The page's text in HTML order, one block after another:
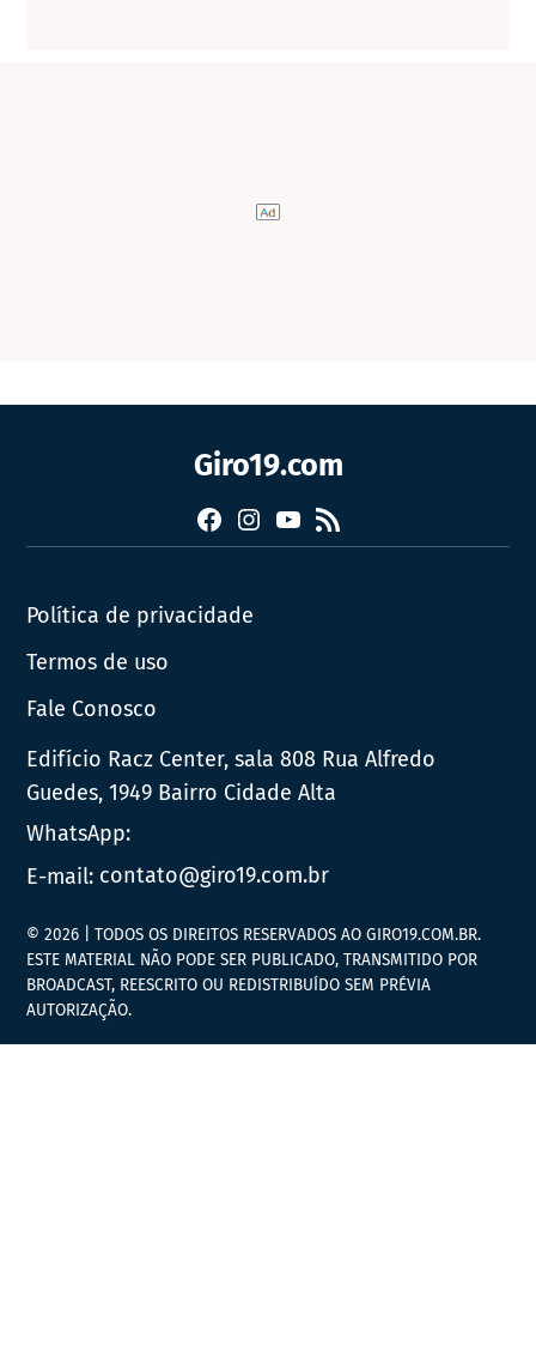
Giro19.com
FacebookInstagram
YouTube
RSS
Política de privacidade
Termos de uso
Fale Conosco
Edifício Racz Center, sala 808 Rua Alfredo
Guedes, 1949 Bairro Cidade Alta
WhatsApp:
E-mail: contato@giro19.com.br
© 2026 | TODOS OS DIREITOS RESERVADOS AO GIRO19.COM.BR.
ESTE MATERIAL NÃO PODE SER PUBLICADO, TRANSMITIDO POR
BROADCAST, REESCRITO OU REDISTRIBUÍDO SEM PRÉVIA
AUTORIZAÇÃO.